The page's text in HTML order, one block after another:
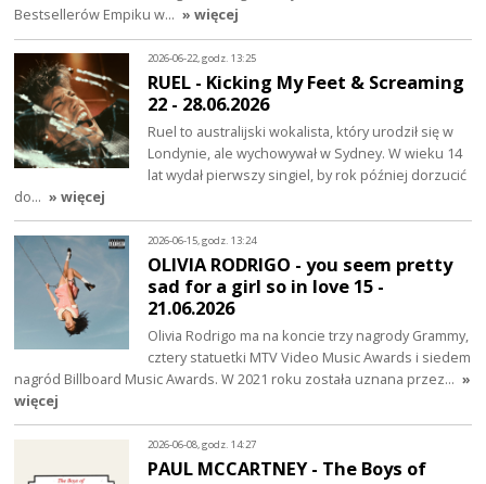
Bestsellerów Empiku w… » więcej
2026-06-22, godz. 13:25
RUEL - Kicking My Feet & Screaming
22 - 28.06.2026
Ruel to australijski wokalista, który urodził się w
Londynie, ale wychowywał w Sydney. W wieku 14
lat wydał pierwszy singiel, by rok później dorzucić
do… » więcej
2026-06-15, godz. 13:24
OLIVIA RODRIGO - you seem pretty
sad for a girl so in love 15 -
21.06.2026
Olivia Rodrigo ma na koncie trzy nagrody Grammy,
cztery statuetki MTV Video Music Awards i siedem
nagród Billboard Music Awards. W 2021 roku została uznana przez… »
więcej
2026-06-08, godz. 14:27
PAUL MCCARTNEY - The Boys of